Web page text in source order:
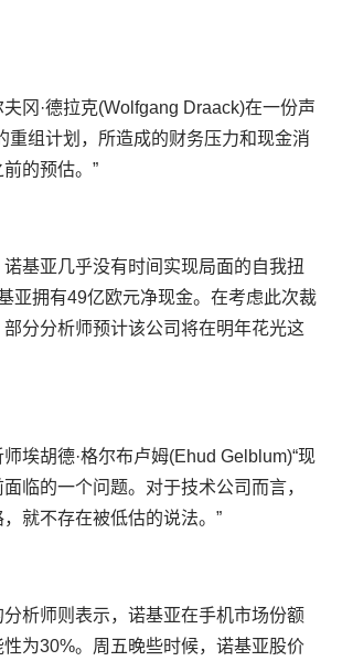
冈·德拉克(Wolfgang Draack)在一份声
重组计划，所造成的财务压力和现金消
的预估。”
基亚几乎没有时间实现局面的自我扭
亚拥有49亿欧元净现金。在考虑此次裁
分分析师预计该公司将在明年花光这
埃胡德·格尔布卢姆(Ehud Gelblum)“现
临的一个问题。对于技术公司而言，
就不存在被低估的说法。”
析师则表示，诺基亚在手机市场份额
为30%。周五晚些时候，诺基亚股价